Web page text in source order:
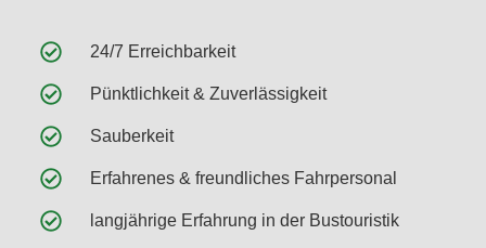
24/7 Erreichbarkeit
Pünktlichkeit & Zuverlässigkeit
Sauberkeit
Erfahrenes & freundliches Fahrpersonal
langjährige Erfahrung in der Bustouristik